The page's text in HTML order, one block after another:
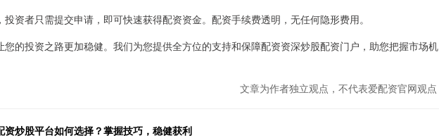
资者只需提交申请，即可快速获得配资资金。配资手续费透明，无任何隐形费用。
的投资之路更加稳健。我们为您提供全方位的支持和保障配资资深炒股配资门户，助您把握市场机
文章为作者独立观点，不代表爱配资官网观点
资炒股平台如何选择？掌握技巧，稳健获利